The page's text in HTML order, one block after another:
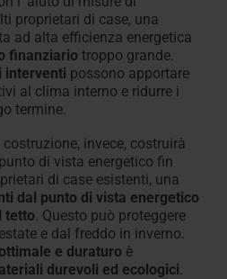
e
e prodotti per la posa
delle finestre da tetto
proprietari di case, una
ad alta efficienza energetica
finanziario troppo grande.
interventi possono apportare
al clima interno e ridurre i
termine.
invece, costruirà
di vista energetico fin
di case esistenti, una
dal punto di vista energetico
tetto. Questo può proteggere
e dal freddo in inverno.
e duraturo è
durevoli ed ecologici.